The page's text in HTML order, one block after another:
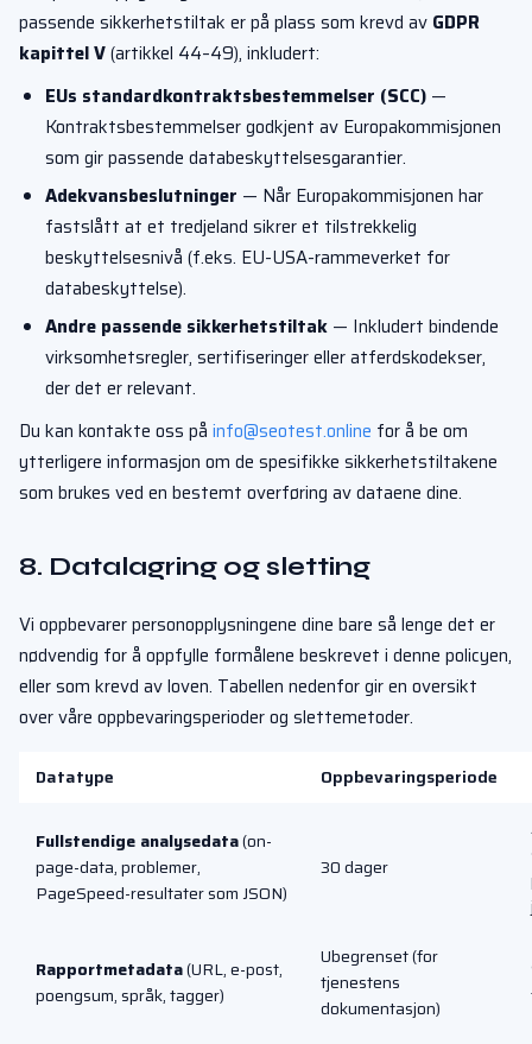
passende sikkerhetstiltak er på plass som krevd av GDPR
kapittel V(artikkel 44–49), inkludert:
EUs standardkontraktsbestemmelser (SCC) —
Kontraktsbestemmelser godkjent av Europakommisjonen
som gir passende databeskyttelsesgarantier.
Adekvansbeslutninger — Når Europakommisjonen har
fastslått at et tredjeland sikrer et tilstrekkelig
beskyttelsesnivå (f.eks. EU-USA-rammeverket for
databeskyttelse).
Andre passende sikkerhetstiltak — Inkludert bindende
virksomhetsregler, sertifiseringer eller atferdskodekser,
der det er relevant.
Du kan kontakte oss på info@seotest.online for å be om
ytterligere informasjon om de spesifikke sikkerhetstiltakene
som brukes ved en bestemt overføring av dataene dine.
8. Datalagring og sletting
Vi oppbevarer personopplysningene dine bare så lenge det er
nødvendig for å oppfylle formålene beskrevet i denne policyen,
eller som krevd av loven. Tabellen nedenfor gir en oversikt
over våre oppbevaringsperioder og slettemetoder.
Datatype Oppbevaringsperiode
Fullstendige analysedata(on-
page-data, problemer,
PageSpeed-resultater som JSON)
30 dager
Rapportmetadata(URL, e-post,
poengsum, språk, tagger)
Ubegrenset (for
tjenestens
dokumentasjon)